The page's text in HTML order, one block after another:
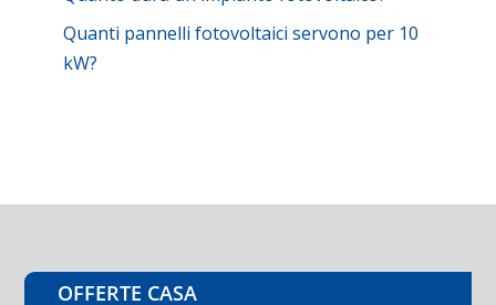
Quanti pannelli fotovoltaici servono per 10
kW?
OFFERTE CASA